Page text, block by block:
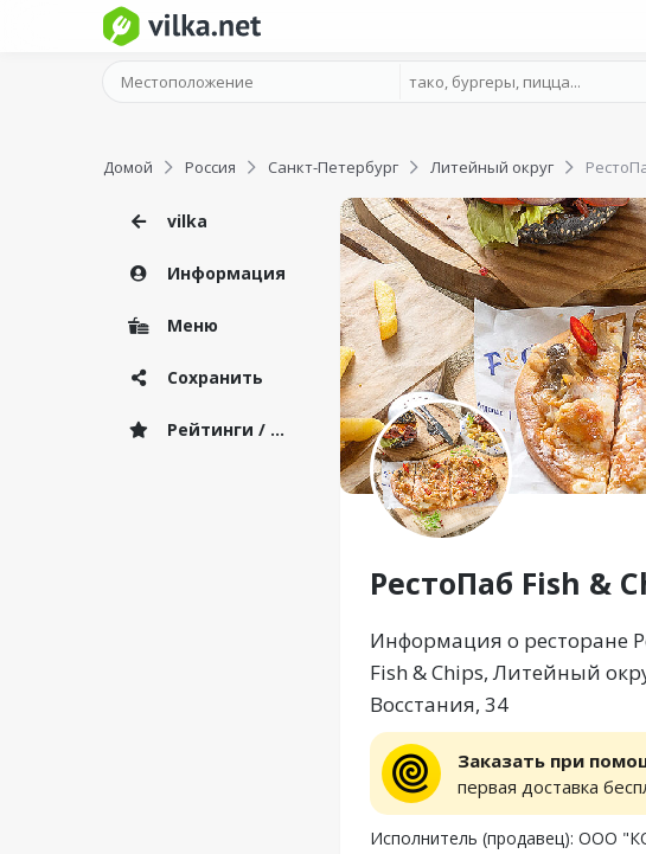
Домой Россия Санкт-Петербург Литейный округ
vilka
Информация
Меню
Сохранить
Рейтинги / Отзывы
РестоПаб Fish &
Информация о ресторане
Fish & Chips, Литейный
Восстания, 34
Заказать при
первая доставка
Исполнитель (продавец): ООО